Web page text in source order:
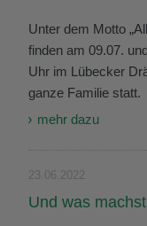
Unter dem Motto
finden am 09.07.
Uhr im Lübecker
ganze Familie statt.
mehr dazu
23.06.2022
Und was